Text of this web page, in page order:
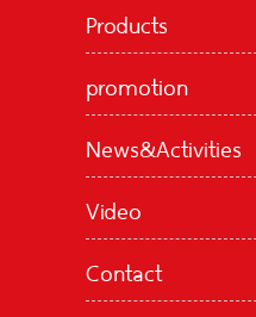
Products
promotion
News&Activities
Video
Contact